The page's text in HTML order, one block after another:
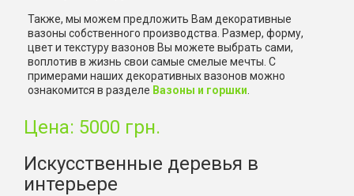
Также, мы можем предложить Вам декоративные
вазоны собственного производства. Размер, форму,
цвет и текстуру вазонов Вы можете выбрать сами,
воплотив в жизнь свои самые смелые мечты. С
примерами наших декоративных вазонов можно
ознакомится в разделе Вазоны и горшки
Цена: 5000 грн.
Искусственные деревья в
интерьере